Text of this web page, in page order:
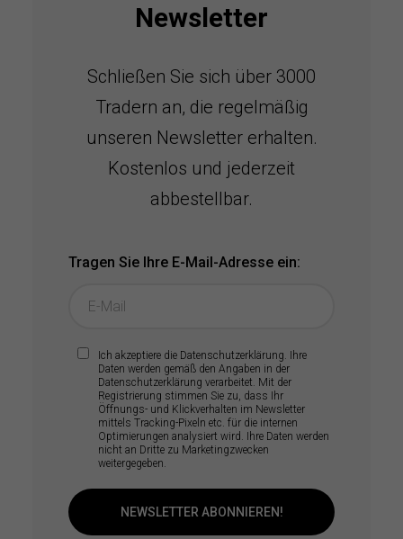
Newsletter
Schließen Sie sich über 3000
Tradern an, die regelmäßig
unseren Newsletter erhalten.
Kostenlos und jederzeit
abbestellbar.
Tragen Sie Ihre E-Mail-Adresse ein:
Ich akzeptiere die Datenschutzerklärung . Ihre
Daten werden gemäß den Angaben in der
Datenschutzerklärung verarbeitet. Mit der
Registrierung stimmen Sie zu, dass Ihr
Öffnungs- und Klickverhalten im Newsletter
mittels Tracking-Pixeln etc. für die internen
Optimierungen analysiert wird. Ihre Daten werden
nicht an Dritte zu Marketingzwecken
weitergegeben.
NEWSLETTER ABONNIEREN!